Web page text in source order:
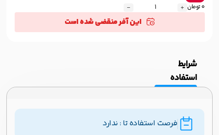
0 تومان
این آفر منقضی شده است
شرایط
استفاده
فرصت استفاده تا : ندارد